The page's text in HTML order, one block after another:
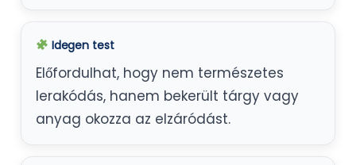
Idegen test
Előfordulhat, hogy nem természetes
lerakódás, hanem bekerült tárgy vagy
anyag okozza az elzáródást.